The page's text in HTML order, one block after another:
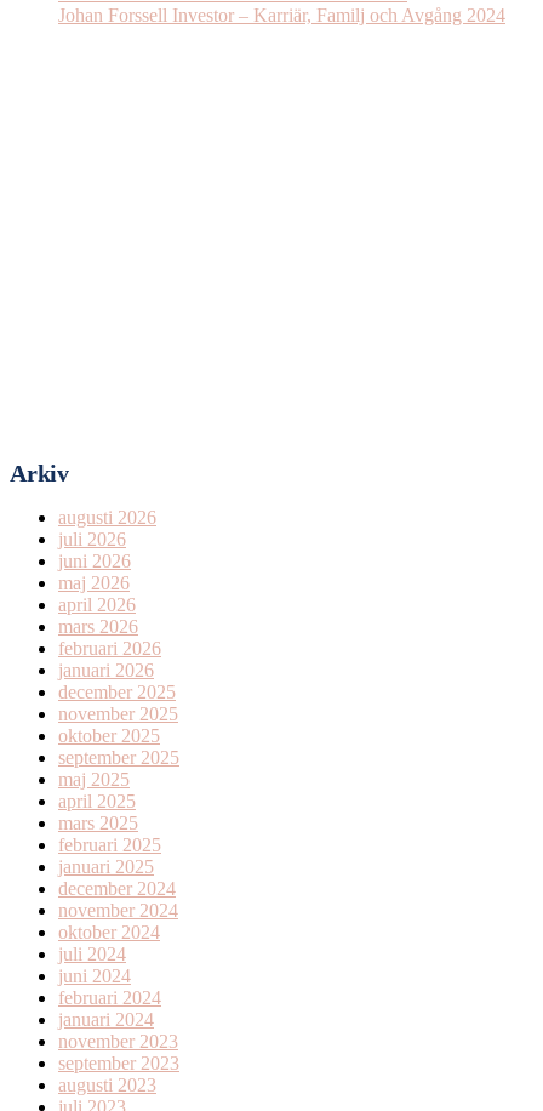
Johan Forssell Investor – Karriär, Familj och Avgång 2024
Arkiv
augusti 2026
juli 2026
juni 2026
maj 2026
april 2026
mars 2026
februari 2026
januari 2026
december 2025
november 2025
oktober 2025
september 2025
maj 2025
april 2025
mars 2025
februari 2025
januari 2025
december 2024
november 2024
oktober 2024
juli 2024
juni 2024
februari 2024
januari 2024
november 2023
september 2023
augusti 2023
juli 2023